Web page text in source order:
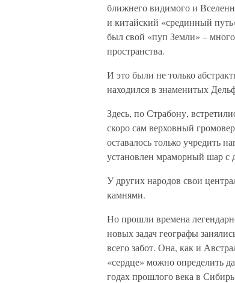
ближнего видимого и
и китайский «срединный
был свой «пуп Земли» –
пространства.
И это были не только
находился в знаменитых
Здесь, по Страбону,
скоро сам верховный
оставалось только учредить
установлен мраморный шар с
У других народов свои
камнями.
Но прошли времена
новых задач географы
всего забот. Она, как и
«сердце» можно определить
годах прошлого века в